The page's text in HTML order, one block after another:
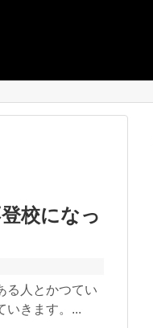
校になっ
る人とかつてい
いきます。...